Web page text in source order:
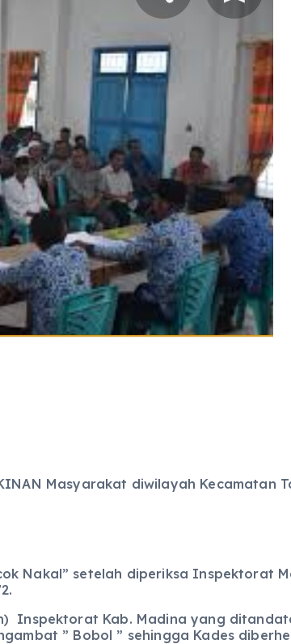
Masyarakat diwilayah Kecamatan
Nakal” setelah diperiksa Inspektorat
Inspektorat Kab. Madina yang
” Bobol ” sehingga Kades